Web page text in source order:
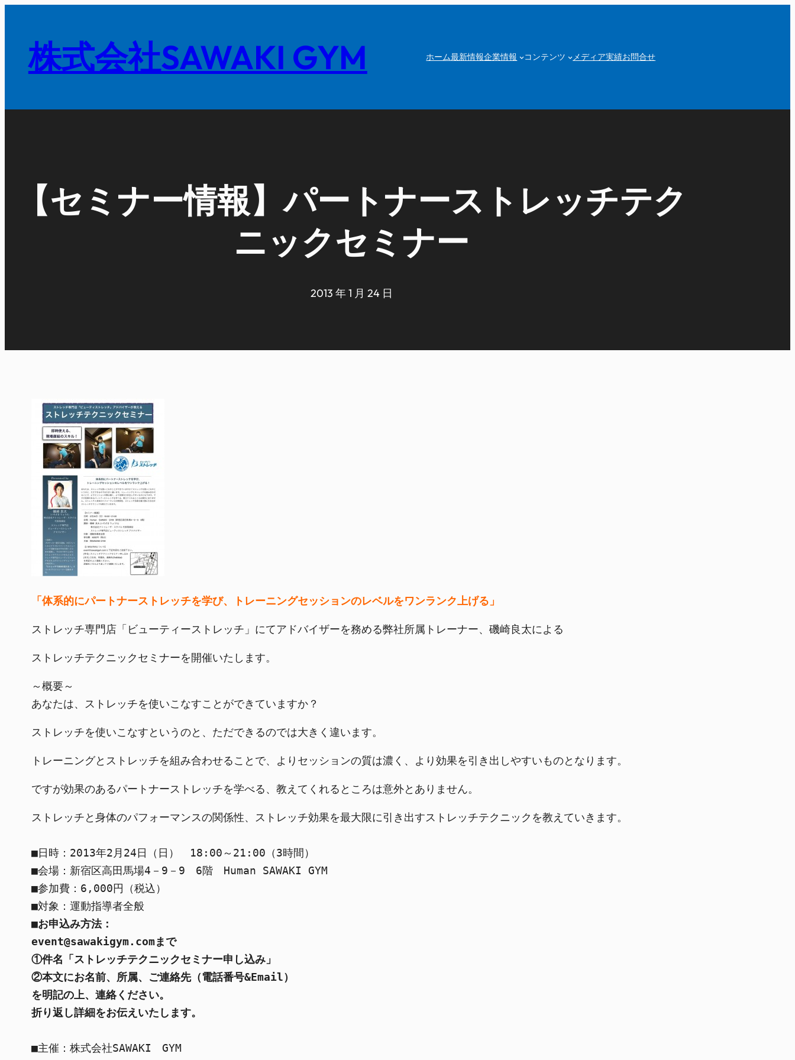
株式会社SAWAKI GYM ホーム最新情報企業情報 コンテンツ メディア実績お問合せ
【セミナー情報】パートナーストレッチテク
ニックセミナー
2013 年 1 月 24 日
「体系的にパートナーストレッチを学び、トレーニングセッションのレベルをワンランク上げる」
ストレッチ専門店「ビューティーストレッチ」にてアドバイザーを務める弊社所属トレーナー、磯崎良太による
ストレッチテクニックセミナーを開催いたします。
～概要～
あなたは、ストレッチを使いこなすことができていますか？
ストレッチを使いこなすというのと、ただできるのでは大きく違います。
トレーニングとストレッチを組み合わせることで、よりセッションの質は濃く、より効果を引き出しやすいものとなります。
ですが効果のあるパートナーストレッチを学べる、教えてくれるところは意外とありません。
ストレッチと身体のパフォーマンスの関係性、ストレッチ効果を最大限に引き出すストレッチテクニックを教えていきます。
■日時：2013年2月24日（日）　18:00～21:00（3時間）
■会場：新宿区高田馬場4－9－9　6階　Human SAWAKI GYM
■参加費：6,000円（税込）
■お申込み方法：
event@sawakigym.comまで
①件名「ストレッチテクニックセミナー申し込み」
②本文にお名前、所属、ご連絡先（電話番号&Email）
を明記の上、連絡ください。
折り返し詳細をお伝えいたします。
■主催：株式会社SAWAKI　GYM